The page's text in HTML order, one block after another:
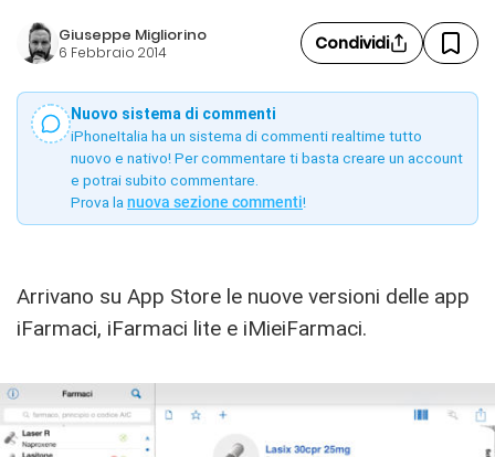
Giuseppe Migliorino
6 Febbraio 2014 Condividi
Nuovo sistema di commenti
iPhoneItalia ha un sistema di commenti realtime tutto
nuovo e nativo! Per commentare ti basta creare un account
e potrai subito commentare.
Prova la nuova sezione commenti!
Arrivano su App Store le nuove versioni delle app
iFarmaci, iFarmaci lite e iMieiFarmaci.